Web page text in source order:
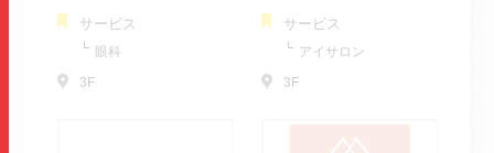
サービス
眼科
3F
サービス
アイサロン
3F